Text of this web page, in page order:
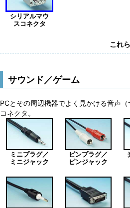
シリアルマウ
スコネクタ
これ
サウンド／ゲーム
PCとその周辺機器でよく見かける音声
コネクタ。
ミニプラグ／
ミニジャック
ピンプラグ／
ピンジャック